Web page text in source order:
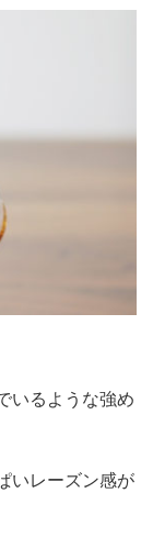
いるような強め
いレーズン感が